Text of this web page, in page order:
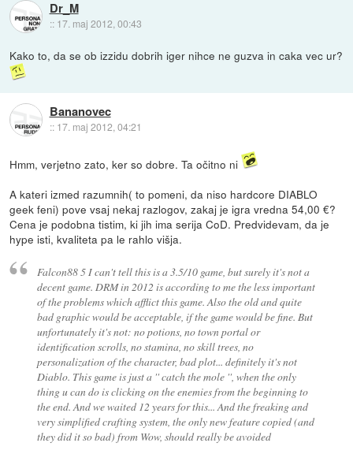
Dr_M
:: 17. maj 2012, 00:43
Kako to, da se ob izzidu dobrih iger nihce ne guzva in caka vec ur?
Bananovec
:: 17. maj 2012, 04:21
Hmm, verjetno zato, ker so dobre. Ta očitno ni
A kateri izmed razumnih( to pomeni, da niso hardcore DIABLO
geek feni) pove vsaj nekaj razlogov, zakaj je igra vredna 54,00 €?
Cena je podobna tistim, ki jih ima serija CoD. Predvidevam, da je
hype isti, kvaliteta pa le rahlo višja.
Falcon88 5 I can't tell this is a 3.5/10 game, but surely it's not a
decent game. DRM in 2012 is according to me the less important
of the problems which afflict this game. Also the old and quite
bad graphic would be acceptable, if the game would be fine. But
unfortunately it's not: no potions, no town portal or
identification scrolls, no stamina, no skill trees, no
personalization of the character, bad plot... definitely it's not
Diablo. This game is just a '' catch the mole '', when the only
thing u can do is clicking on the enemies from the beginning to
the end. And we waited 12 years for this... And the freaking and
very simplified crafting system, the only new feature copied (and
they did it so bad) from Wow, should really be avoided